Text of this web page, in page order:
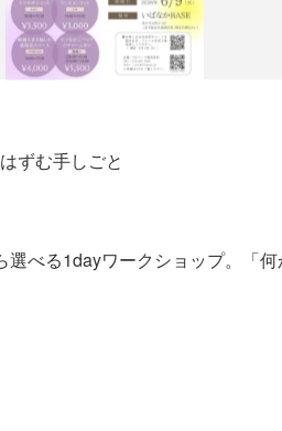
ずむ手しごと
選べる1dayワークショップ。「